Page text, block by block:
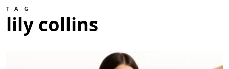
TAG
lily collins